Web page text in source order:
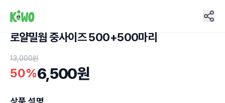
로얄밀웜 중사이즈 500+500마리
13,000원
50%6,500원